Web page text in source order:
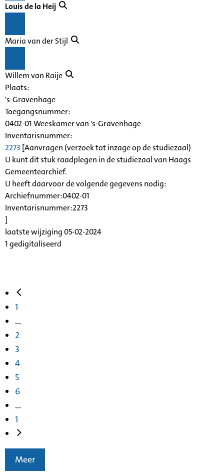
Louis de la Heij
Maria van der Stijl
Willem van Raije
Plaats:
's-Gravenhage
Toegangsnummer:
0402-01 Weeskamer van 's-Gravenhage
Inventarisnummer:
2273 [Aanvragen (verzoek tot inzage op de studiezaal)
U kunt dit stuk raadplegen in de studiezaal van Haags
Gemeentearchief.
U heeft daarvoor de volgende gegevens nodig:
Archiefnummer:0402-01
Inventarisnummer:2273
]
laatste wijziging 05-02-2024
1 gedigitaliseerd
1
...
2
3
4
5
6
...
1
Meer